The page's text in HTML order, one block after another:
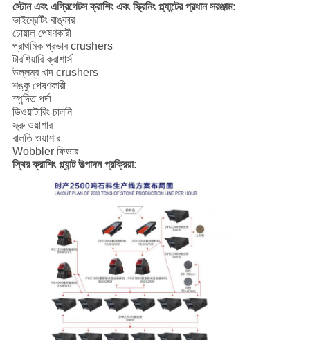
স্টোন এবং এগ্রিগেটস ক্রাশিং এবং স্ক্রিনিং প্ল্যান্টের প্রধান সরঞ্জাম:
ভাইব্রেটিং বাঙ্কার
চোয়াল পেষণকারী
প্রাথমিক প্রভাব crushers
টারশিয়ারি ক্রাশার্স
উল্লম্ব খাদ crushers
শঙ্কু পেষণকারী
স্পন্দিত পর্দা
ডিওয়াটারিং চালনি
স্ক্রু ওয়াশার
বালতি ওয়াশার
Wobbler ফিডার
স্থির ক্রাশিং প্ল্যান্ট উত্পাদন প্রক্রিয়া: